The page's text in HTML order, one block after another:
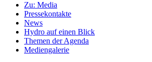
Zu: Media
Pressekontakte
News
Hydro auf einen Blick
Themen der Agenda
Mediengalerie